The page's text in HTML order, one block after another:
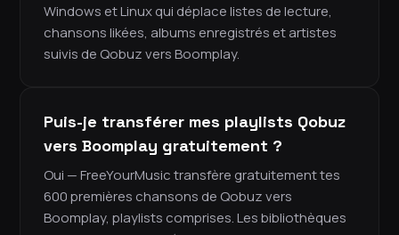
Windows et Linux qui déplace listes de lecture,
chansons likées, albums enregistrés et artistes
suivis de Qobuz vers Boomplay.
Puis-je transférer mes playlists Qobuz
vers Boomplay gratuitement ?
Oui — FreeYourMusic transfère gratuitement tes
600 premières chansons de Qobuz vers
Boomplay, playlists comprises. Les bibliothèques